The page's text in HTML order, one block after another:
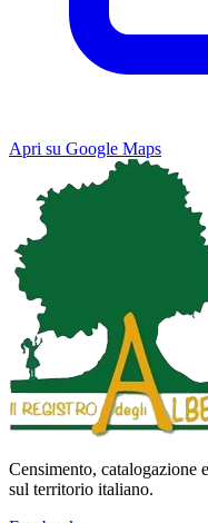
Apri su Google Maps
Map Satellite
Keyboard
Censimento, catalogazione
sul territorio italiano.